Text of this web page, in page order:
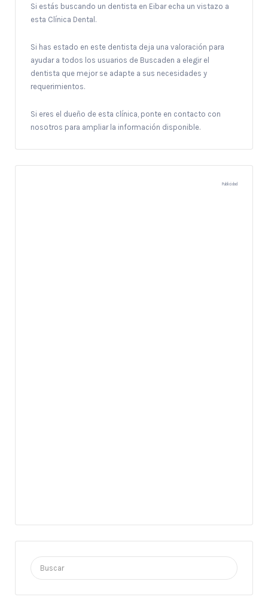
Si estás buscando un dentista en Eibar echa un vistazo a
esta Clínica Dental.
Si has estado en este dentista deja una valoración para
ayudar a todos los usuarios de Buscaden a elegir el
dentista que mejor se adapte a sus necesidades y
requerimientos.
Si eres el dueño de esta clínica, ponte en contacto con
nosotros para ampliar la información disponible.
Publicidad
Buscar
por: